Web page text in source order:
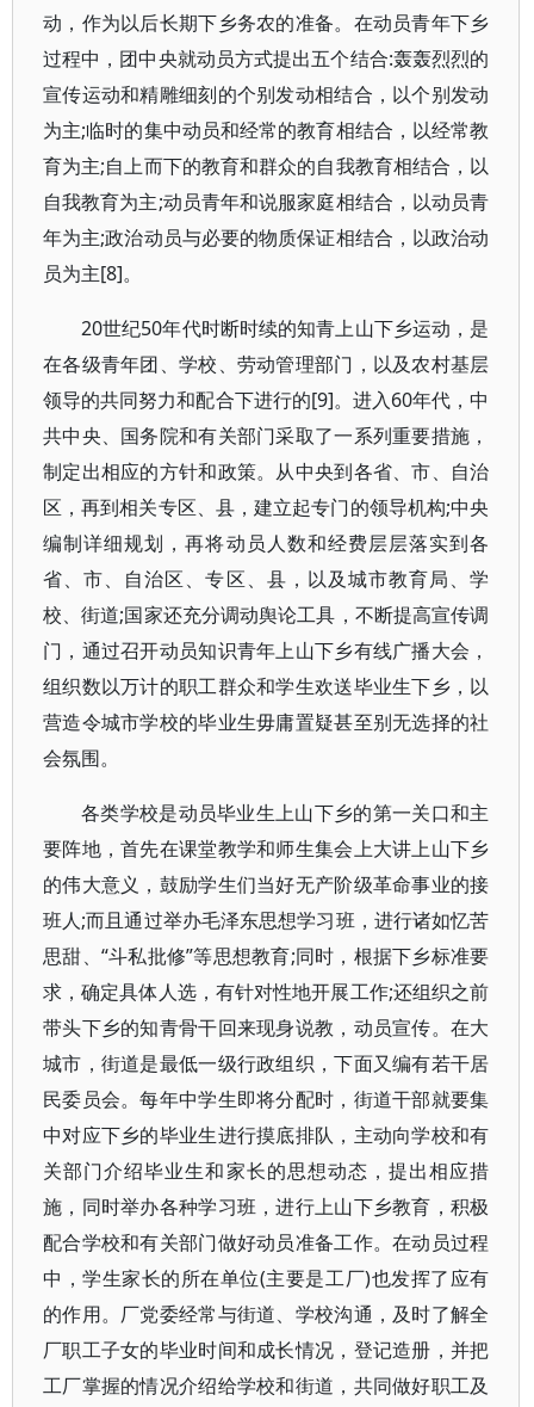
动，作为以后长期下乡务农的准备。在动员青年下乡
过程中，团中央就动员方式提出五个结合:轰轰烈烈的
宣传运动和精雕细刻的个别发动相结合，以个别发动
为主;临时的集中动员和经常的教育相结合，以经常教
育为主;自上而下的教育和群众的自我教育相结合，以
自我教育为主;动员青年和说服家庭相结合，以动员青
年为主;政治动员与必要的物质保证相结合，以政治动
员为主[8]。
20世纪50年代时断时续的知青上山下乡运动，是
在各级青年团、学校、劳动管理部门，以及农村基层
领导的共同努力和配合下进行的[9]。进入60年代，中
共中央、国务院和有关部门采取了一系列重要措施，
制定出相应的方针和政策。从中央到各省、市、自治
区，再到相关专区、县，建立起专门的领导机构;中央
编制详细规划，再将动员人数和经费层层落实到各
省、市、自治区、专区、县，以及城市教育局、学
校、街道;国家还充分调动舆论工具，不断提高宣传调
门，通过召开动员知识青年上山下乡有线广播大会，
组织数以万计的职工群众和学生欢送毕业生下乡，以
营造令城市学校的毕业生毋庸置疑甚至别无选择的社
会氛围。
各类学校是动员毕业生上山下乡的第一关口和主
要阵地，首先在课堂教学和师生集会上大讲上山下乡
的伟大意义，鼓励学生们当好无产阶级革命事业的接
班人;而且通过举办毛泽东思想学习班，进行诸如忆苦
思甜、“斗私批修”等思想教育;同时，根据下乡标准要
求，确定具体人选，有针对性地开展工作;还组织之前
带头下乡的知青骨干回来现身说教，动员宣传。在大
城市，街道是最低一级行政组织，下面又编有若干居
民委员会。每年中学生即将分配时，街道干部就要集
中对应下乡的毕业生进行摸底排队，主动向学校和有
关部门介绍毕业生和家长的思想动态，提出相应措
施，同时举办各种学习班，进行上山下乡教育，积极
配合学校和有关部门做好动员准备工作。在动员过程
中，学生家长的所在单位(主要是工厂)也发挥了应有
的作用。厂党委经常与街道、学校沟通，及时了解全
厂职工子女的毕业时间和成长情况，登记造册，并把
工厂掌握的情况介绍给学校和街道，共同做好职工及